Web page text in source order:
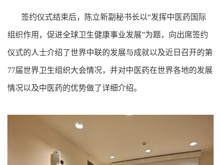
签约仪式结束后，陈立新副秘书长以“发挥中医药国际
组织作用，促进全球卫生健康事业发展”为题，向出席签约
仪式的人士介绍了世界中联的发展与成就以及近日召开的第
77届世界卫生组织大会情况，并对中医药在世界各地的发展
情况以及中医药的优势做了详细介绍。